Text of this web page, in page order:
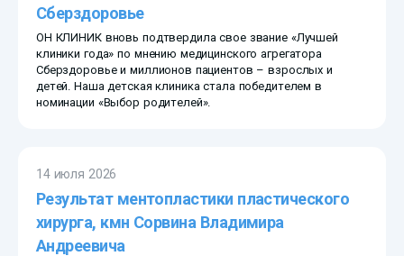
Сберздоровье
ОН КЛИНИК вновь подтвердила свое звание «Лучшей
клиники года» по мнению медицинского агрегатора
Сберздоровье и миллионов пациентов – взрослых и
детей. Наша детская клиника стала победителем в
номинации «Выбор родителей».
14 июля 2026
Результат ментопластики пластического
хирурга, кмн Сорвина Владимира
Андреевича